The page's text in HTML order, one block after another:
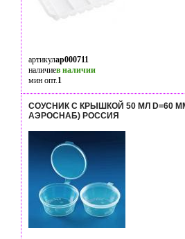
артикулap000711
наличиев наличии
мин опт.1
СОУСНИК С КРЫШКОЙ 50 МЛ D=60
АЭРОСНАБ) РОССИЯ